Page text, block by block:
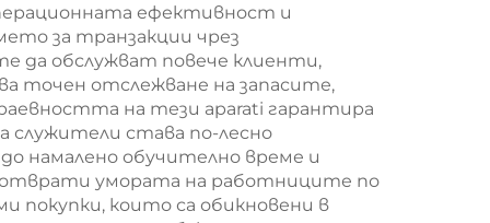
ефективност и
за транзакции чрез
да обслужват повече клиенти,
точен отслежване на запасите,
на тези aparati гарантира
служители става по-лесно
намалено обучително време и
умората на работниците по
покупки, които са обикновени в